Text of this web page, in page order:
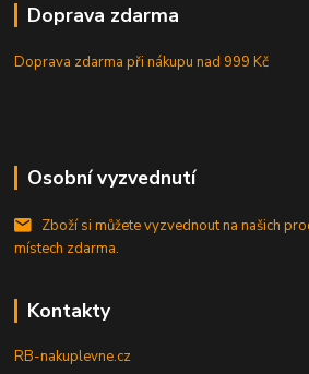
Doprava zdarma
Doprava zdarma při nákupunad 999 Kč
Osobní vyzvednutí
Zboží si můžete vyzvednout na našich
místech zdarma.
Kontakty
RB-nakuplevne.cz